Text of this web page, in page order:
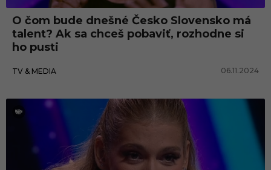
O čom bude dnešné Česko Slovensko má
talent? Ak sa chceš pobaviť, rozhodne si
ho pusti
TV & MEDIA 06.11.2024
TV & Media